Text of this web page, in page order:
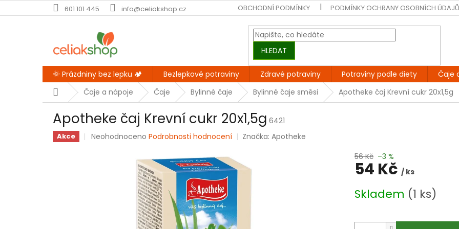
na
601 101 445 info@celiakshop.cz OBCHODNÍ PODMÍNKY PODMÍNKY OCHRANY OSOBNÍCH ÚDAJŮ
HLEDAT
🌞 Prázdniny bez lepku 🏕️ Bezlepkové potraviny Zdravé potraviny Potraviny podle diety Čaje
DomůČaje a nápoje Čaje Bylinné čaje Bylinné čaje směsi Apotheke čaj Krevní cukr 20x1,5g
Apotheke čaj Krevní cukr 20x1,5g 6421
Akce
Průměrné
Neohodnoceno Podrobnosti hodnocení Značka: Apotheke
56 Kč –3 %
54 Kč / ks
cena:
Skladem (1 ks)